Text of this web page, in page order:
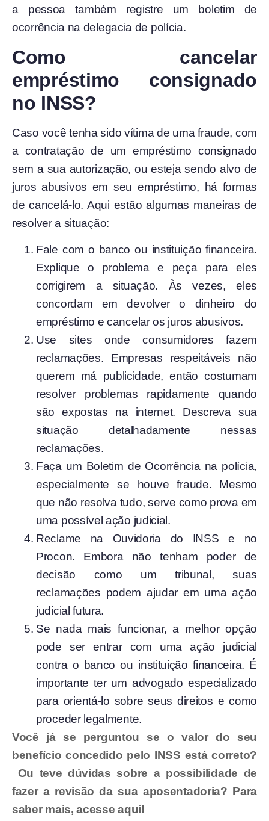
a pessoa também registre um boletim de
ocorrência na delegacia de polícia.
Como cancelar
empréstimo consignado
no INSS?
Caso você tenha sido vítima de uma fraude, com
a contratação de um empréstimo consignado
sem a sua autorização, ou esteja sendo alvo de
juros abusivos em seu empréstimo, há formas
de cancelá-lo. Aqui estão algumas maneiras de
resolver a situação:
Fale com o banco ou instituição financeira.
Explique o problema e peça para eles
corrigirem a situação. Às vezes, eles
concordam em devolver o dinheiro do
empréstimo e cancelar os juros abusivos.
Use sites onde consumidores fazem
reclamações. Empresas respeitáveis não
querem má publicidade, então costumam
resolver problemas rapidamente quando
são expostas na internet. Descreva sua
situação detalhadamente nessas
reclamações.
Faça um Boletim de Ocorrência na polícia,
especialmente se houve fraude. Mesmo
que não resolva tudo, serve como prova em
uma possível ação judicial.
Reclame na Ouvidoria do INSS e no
Procon. Embora não tenham poder de
decisão como um tribunal, suas
reclamações podem ajudar em uma ação
judicial futura.
Se nada mais funcionar, a melhor opção
pode ser entrar com uma ação judicial
contra o banco ou instituição financeira. É
importante ter um advogado especializado
para orientá-lo sobre seus direitos e como
proceder legalmente.
Você já se perguntou se o valor do seu
benefício concedido pelo INSS está correto?
Ou teve dúvidas sobre a possibilidade de
fazer a revisão da sua aposentadoria? Para
saber mais, acesse aqui!